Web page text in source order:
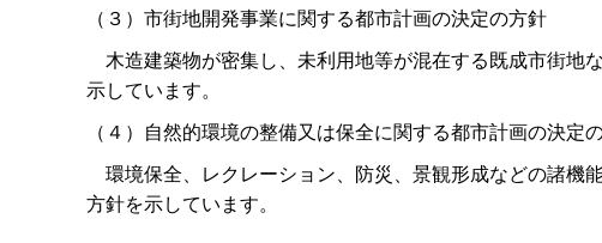
（３）市街地開発事業に関する都市計画の決定の方針
木造建築物が密集し、未利用地等が混在する既成市街地
示しています。
（４）自然的環境の整備又は保全に関する都市計画の決定
環境保全、レクレーション、防災、景観形成などの諸機
方針を示しています。